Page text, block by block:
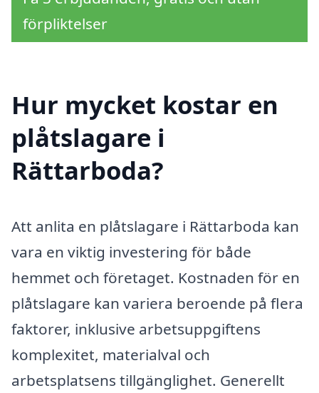
förpliktelser
Hur mycket kostar en
plåtslagare i
Rättarboda?
Att anlita en plåtslagare i Rättarboda kan
vara en viktig investering för både
hemmet och företaget. Kostnaden för en
plåtslagare kan variera beroende på flera
faktorer, inklusive arbetsuppgiftens
komplexitet, materialval och
arbetsplatsens tillgänglighet. Generellt